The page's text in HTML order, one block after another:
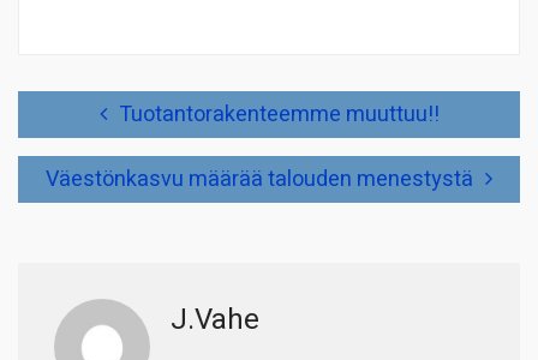
Tuotantorakenteemme muuttuu!!
Väestönkasvu määrää talouden menestystä
J.Vahe